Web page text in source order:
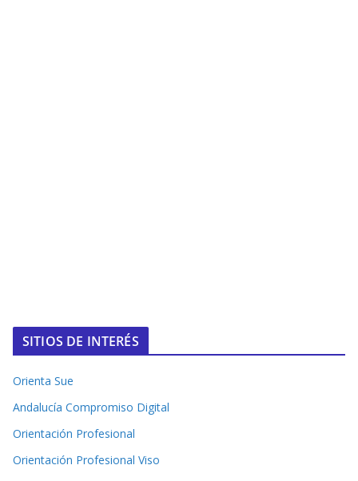
SITIOS DE INTERÉS
Orienta Sue
Andalucía Compromiso Digital
Orientación Profesional
Orientación Profesional Viso